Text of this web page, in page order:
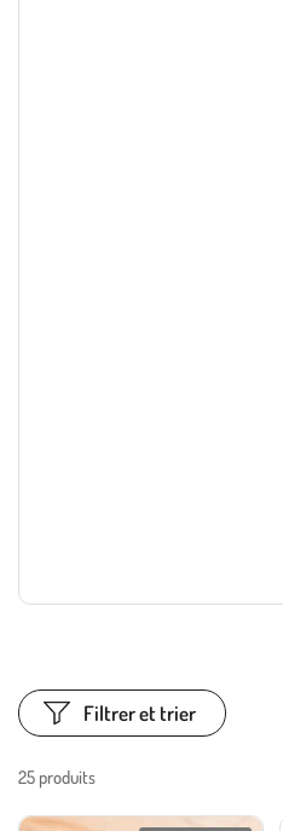
25 produits
Filtrer et trier